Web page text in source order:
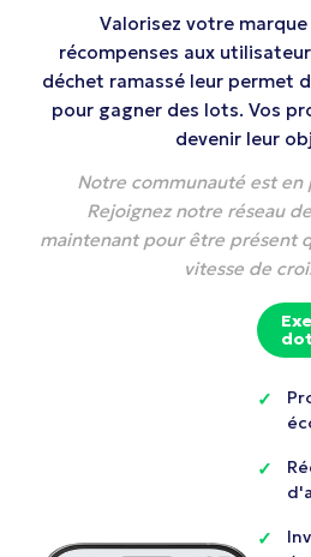
Valorisez votre
récompenses aux
déchet ramassé leur permet
pour gagner des lots. Vos
devenir leur
Notre communauté est en
Rejoignez notre réseau
maintenant pour être présent
vitesse de